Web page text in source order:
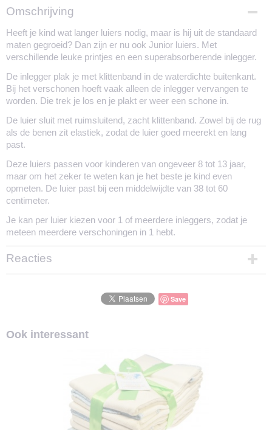
Productcode
1751-2152
Omschrijving
Heeft je kind wat langer luiers nodig, maar is hij uit de standaard
maten gegroeid? Dan zijn er nu ook Junior luiers. Met
verschillende leuke printjes en een superabsorberende inlegger.
De inlegger plak je met klittenband in de waterdichte buitenkant.
Bij het verschonen hoeft vaak alleen de inlegger vervangen te
worden. Die trek je los en je plakt er weer een schone in.
De luier sluit met ruimsluitend, zacht klittenband. Zowel bij de rug
als de benen zit elastiek, zodat de luier goed meerekt en lang
past.
Deze luiers passen voor kinderen van ongeveer 8 tot 13 jaar,
maar om het zeker te weten kan je het beste je kind even
opmeten. De luier past bij een middelwijdte van 38 tot 60
centimeter.
Je kan per luier kiezen voor 1 of meerdere inleggers, zodat je
meteen meerdere verschoningen in 1 hebt.
Reacties
Save
Ook interessant